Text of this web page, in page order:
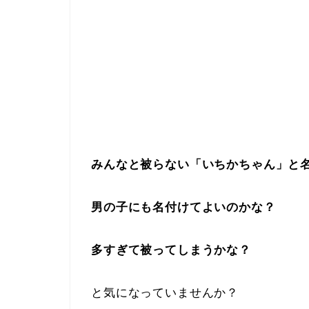
みんなと被らない「いちかちゃん」と
男の子にも名付けてよいのかな？
多すぎて被ってしまうかな？
と気になっていませんか？